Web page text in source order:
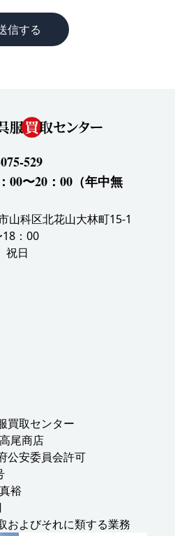
信する
529
00〜20：00（年中無
科区北花山大林町15-1
：00
祝日
買取センター
尾商店
公安委員会許可
裕
およびそれに類する業務